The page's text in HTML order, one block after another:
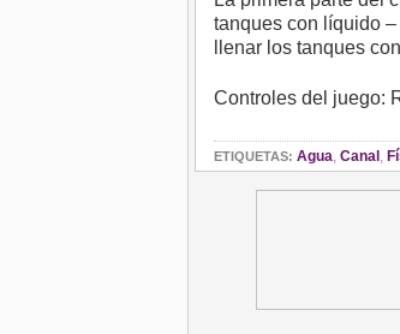
tanques con líquido
llenar los tanques
Controles del juego:
ETIQUETAS: Agua, Canal ,